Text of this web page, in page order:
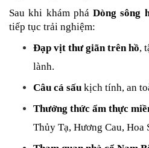
Sau khi khám phá Dòng sông
tiếp tục trải nghiệm:
Đạp vịt thư giãn trên hồ,
lành.
Câu cá sấu kịch tính, an
Thưởng thức ẩm thực
Thủy Tạ, Hương Cau, Hoa